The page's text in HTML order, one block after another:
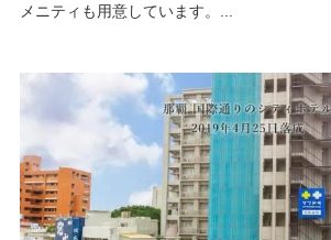
メニティも用意しています。...